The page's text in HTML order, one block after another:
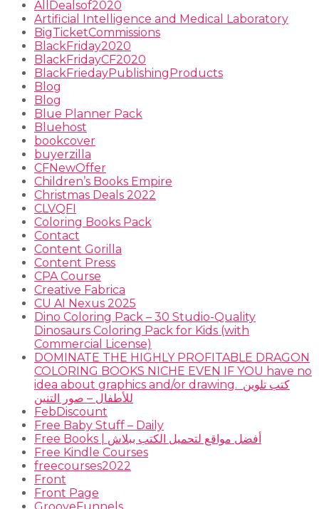
AllDealsof2020
Artificial Intelligence and Medical Laboratory
BigTicketCommissions
BlackFriday2020
BlackFridayCF2020
BlackFriedayPublishingProducts
Blog
Blog
Blue Planner Pack
Bluehost
bookcover
buyerzilla
CFNewOffer
Children’s Books Empire
Christmas Deals 2022
CLVQFI
Coloring Books Pack
Contact
Content Gorilla
Content Press
CPA Course
Creative Fabrica
CU AI Nexus 2025
Dino Coloring Pack – 30 Studio-Quality
Dinosaurs Coloring Pack for Kids (with
Commercial License)
DOMINATE THE HIGHLY PROFITABLE DRAGON
COLORING BOOKS NICHE EVEN IF YOU have no
idea about graphics and/or drawing. ​ كتب تلوين
للأطفال – صور التنين
FebDiscount
Free Baby Stuff – Daily
Free Books | أفضل مواقع لتحميل الكتب ببلاش
Free Kindle Courses
freecourses2022
Front
Front Page